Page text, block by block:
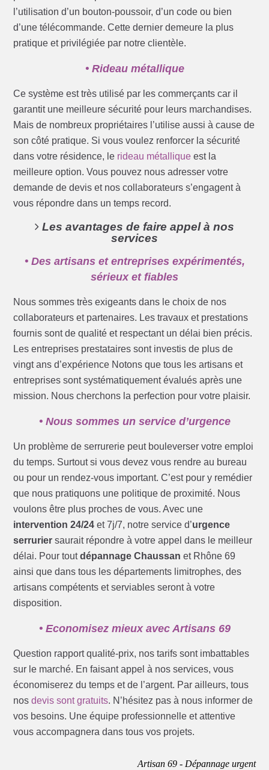
l’utilisation d’un bouton-poussoir, d’un code ou bien
d’une télécommande. Cette dernier demeure la plus
pratique et privilégiée par notre clientèle.
• Rideau métallique
Ce système est très utilisé par les commerçants car il
garantit une meilleure sécurité pour leurs marchandises.
Mais de nombreux propriétaires l’utilise aussi à cause de
son côté pratique. Si vous voulez renforcer la sécurité
dans votre résidence, le rideau métallique est la
meilleure option. Vous pouvez nous adresser votre
demande de devis et nos collaborateurs s’engagent à
vous répondre dans un temps record.
Les avantages de faire appel à nos
services
• Des artisans et entreprises expérimentés,
sérieux et fiables
Nous sommes très exigeants dans le choix de nos
collaborateurs et partenaires. Les travaux et prestations
fournis sont de qualité et respectant un délai bien précis.
Les entreprises prestataires sont investis de plus de
vingt ans d’expérience Notons que tous les artisans et
entreprises sont systématiquement évalués après une
mission. Nous cherchons la perfection pour votre plaisir.
• Nous sommes un service d’urgence
Un problème de serrurerie peut bouleverser votre emploi
du temps. Surtout si vous devez vous rendre au bureau
ou pour un rendez-vous important. C’est pour y remédier
que nous pratiquons une politique de proximité. Nous
voulons être plus proches de vous. Avec une
intervention 24/24 et 7j/7, notre service d’urgence
serrurier saurait répondre à votre appel dans le meilleur
délai. Pour toutdépannage Chaussan et Rhône 69
ainsi que dans tous les départements limitrophes, des
artisans compétents et serviables seront à votre
disposition.
• Economisez mieux avec Artisans 69
Question rapport qualité-prix, nos tarifs sont imbattables
sur le marché. En faisant appel à nos services, vous
économiserez du temps et de l’argent. Par ailleurs, tous
nosdevis sont gratuits. N’hésitez pas à nous informer de
vos besoins. Une équipe professionnelle et attentive
vous accompagnera dans tous vos projets.
Artisan 69 - Dépannage urgent